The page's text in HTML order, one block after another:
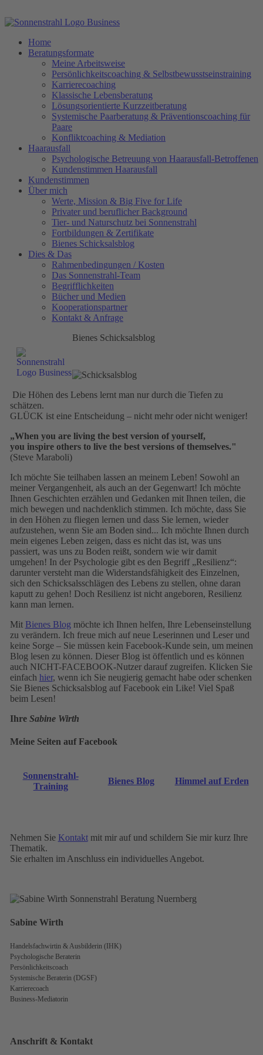
Home
Beratungsformate
Meine Arbeitsweise
Persönlichkeitscoaching & Selbstbewusstseinstraining
Karrierecoaching
Klassische Lebensberatung
Lösungsorientierte Kurzzeitberatung
Systemische Paarberatung & Präventionscoaching für
Paare
Konfliktcoaching & Mediation
Haarausfall
Psychologische Betreuung von Haarausfall-Betroffenen
Kundenstimmen Haarausfall
Kundenstimmen
Über mich
Werte, Mission & Big Five for Life
Privater und beruflicher Background
Tier- und Naturschutz bei Sonnenstrahl
Fortbildungen & Zertifikate
Bienes Schicksalsblog
Dies & Das
Rahmenbedingungen / Kosten
Das Sonnenstrahl-Team
Begrifflichkeiten
Bücher und Medien
Kooperationspartner
Kontakt & Anfrage
Bienes Schicksalsblog
Die Höhen des Lebens lernt man nur durch die Tiefen zu
schätzen.
GLÜCK ist eine Entscheidung – nicht mehr oder nicht weniger!
„When you are living the best version of yourself,
you inspire others to live the best versions of themselves."
(Steve Maraboli)
Ich möchte Sie teilhaben lassen an meinem Leben! Sowohl an
meiner Vergangenheit, als auch an der Gegenwart! Ich möchte
Ihnen Geschichten erzählen und Gedanken mit Ihnen teilen, die
mich bewegen und nachdenklich stimmen. Ich möchte, dass Sie
in den Höhen zu fliegen lernen und dass Sie lernen, wieder
aufzustehen, wenn Sie am Boden sind... Ich möchte Ihnen durch
mein eigenes Leben zeigen, dass es nicht das ist, was uns
passiert, was uns zu Boden reißt, sondern wie wir damit
umgehen! In der Psychologie gibt es den Begriff „Resilienz“:
darunter versteht man die Widerstandsfähigkeit des Einzelnen,
sich den Schicksalsschlägen des Lebens zu stellen, ohne daran
kaputt zu gehen! Doch Resilienz ist nicht angeboren, Resilienz
kann man lernen.
Mit Bienes Blog möchte ich Ihnen helfen, Ihre Lebenseinstellung
zu verändern. Ich freue mich auf neue Leserinnen und Leser und
keine Sorge – Sie müssen kein Facebook-Kunde sein, um meinen
Blog lesen zu können. Dieser Blog ist öffentlich und es können
auch NICHT-FACEBOOK-Nutzer darauf zugreifen. Klicken Sie
einfach hier, wenn ich Sie neugierig gemacht habe oder schenken
Sie Bienes Schicksalsblog auf Facebook ein Like! Viel Spaß
beim Lesen!
Ihre Sabine Wirth
Meine Seiten auf Facebook
Sonnenstrahl-
Training
Bienes Blog Himmel auf Erden
Nehmen Sie Kontaktmit mir auf und schildern Sie mir kurz Ihre
Thematik.
Sie erhalten im Anschluss ein individuelles Angebot.
Sabine Wirth
Handelsfachwirtin & Ausbilderin (IHK)
Psychologische Beraterin
Persönlichkeitscoach
Systemische Beraterin (DGSF)
Karrierecoach
Business-Mediatorin
Anschrift & Kontakt